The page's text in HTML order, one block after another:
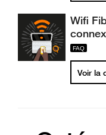
Wifi
Voir la